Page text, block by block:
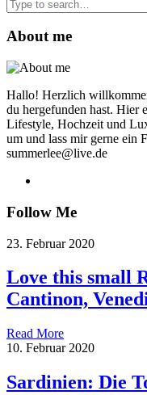
for:
About me
Hallo! Herzlich
du hergefunden hast. Hier
Lifestyle, Hochzeit und
um und lass mir gerne ein
summerlee@live.de
Follow Me
23. Februar 2020
Love this small
Cantinon,
Read More
10. Februar 2020
Sardinien: Die